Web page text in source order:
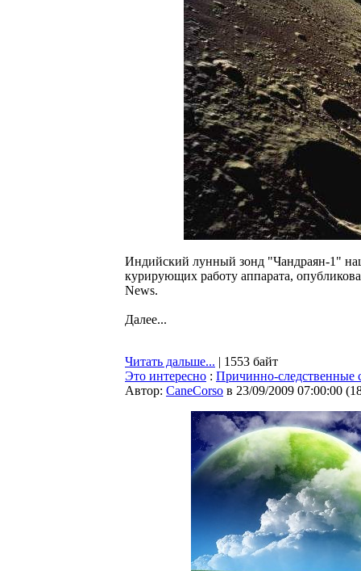
Индийский лунный зонд "Чандраян-1"
курирующих работу аппарата,
News.
Далее...
Читать дальше... | 1553 байт
Это интересно : Причинно-следственные
Автор: CaneCorso в 23/09/2009 07:00:00 (